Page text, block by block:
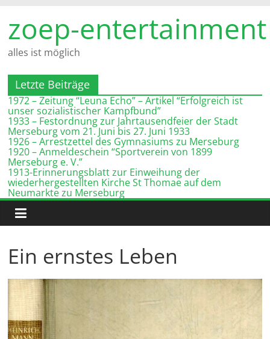
Inhalt
springen
zoep-entertainment
alles ist möglich
Letzte Beiträge
1972 – Zeitung “Leuna Echo” – Artikel “Erfolgreich ist
unser sozialistischer Kampfbund”
1933 – Festordnung zur Jahrtausendfeier der Stadt
Merseburg vom 21. Juni bis 27. Juni 1933
1926 – Arrestzettel des Gymnasiums zu Merseburg
1920 – Anmeldeschein “Sportverein von 1899
Merseburg e. V.”
1913-Erinnerungsblatt zur Einweihung der
wiederhergestellten Kirche St Thomae auf dem
Neumarkte zu Merseburg
Ein ernstes Leben